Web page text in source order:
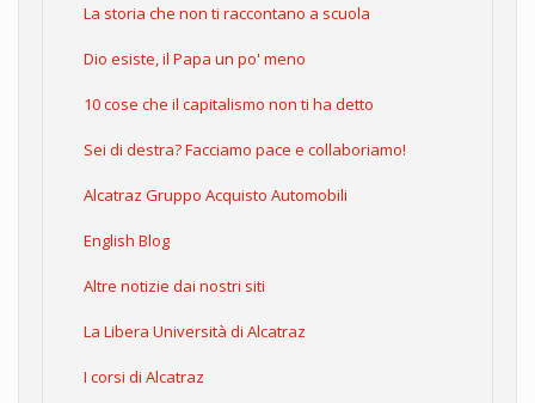
La storia che non ti raccontano a scuola
Dio esiste, il Papa un po' meno
10 cose che il capitalismo non ti ha detto
Sei di destra? Facciamo pace e collaboriamo!
Alcatraz Gruppo Acquisto Automobili
English Blog
Altre notizie dai nostri siti
La Libera Università di Alcatraz
I corsi di Alcatraz